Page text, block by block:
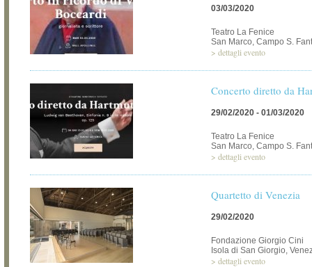
03/03/2020
Teatro La Fenice
San Marco, Campo S.
> dettagli evento
Concerto diretto da
29/02/2020 - 01/03/2020
Teatro La Fenice
San Marco, Campo S.
> dettagli evento
Quartetto di Venezia
29/02/2020
Fondazione Giorgio Cini
Isola di San Giorgio,
> dettagli evento